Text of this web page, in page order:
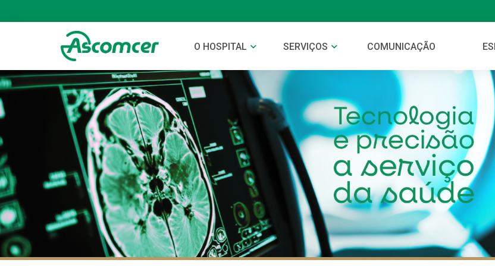
O HOSPITAL SERVIÇOS COMUNICAÇÃO